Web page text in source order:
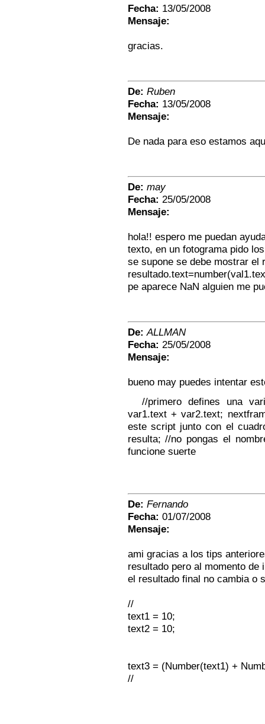
Fecha: 13/05/2008
Mensaje:
gracias.
De: Ruben
Fecha: 13/05/2008
Mensaje:
De nada para eso estamos
De: may
Fecha: 25/05/2008
Mensaje:
hola!! espero me puedan
texto, en un fotograma pido
se supone se debe mostrar el
pe aparece NaN alguien me
De: ALLMAN
Fecha: 25/05/2008
Mensaje:
bueno may puedes intentar
//primero defines una
var1.text + var2.text;
este script junto con el
resulta; //no pongas el
funcione suerte
De: Fernando
Fecha: 01/07/2008
Mensaje:
ami gracias a los tips
resultado pero al momento
el resultado final no cambia o
//
text1 = 10;
text2 = 10;
text3 = (Number(text1) +
//